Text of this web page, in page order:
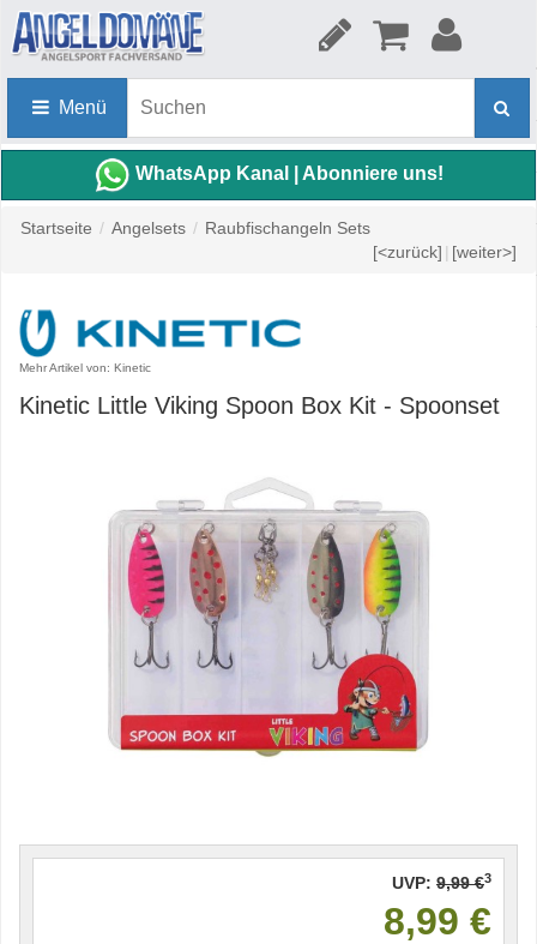
Menü
WhatsApp Kanal | Abonniere uns!
Startseite / Angelsets / Raubfischangeln Sets
[<zurück] | [weiter>]
Mehr Artikel von: Kinetic
Kinetic Little Viking Spoon Box Kit - Spoonset
UVP: 9,99 €3
8,99 €